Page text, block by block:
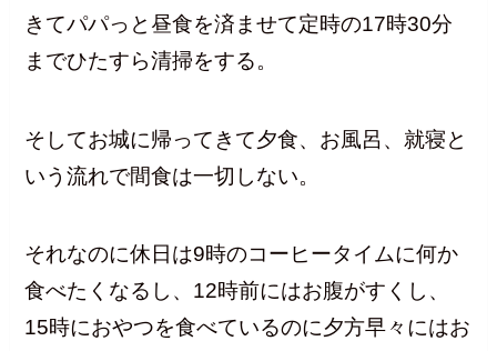
きてパパっと昼食を済ませて定時の17時30分
までひたすら清掃をする。
そしてお城に帰ってきて夕食、お風呂、就寝と
いう流れで間食は一切しない。
それなのに休日は9時のコーヒータイムに何か
食べたくなるし、12時前にはお腹がすくし、
15時におやつを食べているのに夕方早々にはお